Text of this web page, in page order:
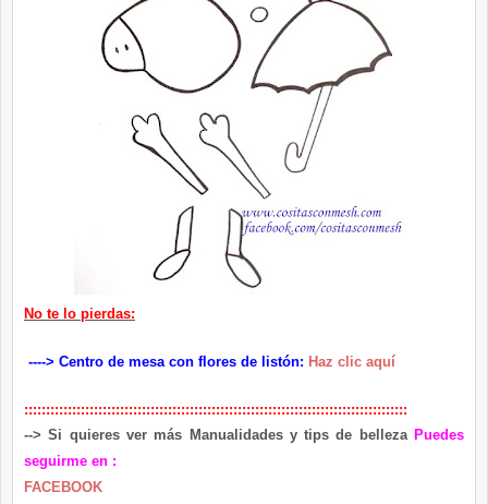
No te lo pierdas:
----> Centro de mesa con flores de listón: Haz clic aquí
::::::::::::::::::::::::::::::::::::::::::::::::::::::::::::::::::::::::::::::::::::::::
--> Si quieres ver más Manualidades ytips de belleza Puedes
seguirme en :
FACEBOOK